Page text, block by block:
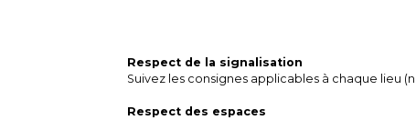
Respect de la signalisation
Suivez les consignes applicables à chaque lieu
Respect des espaces